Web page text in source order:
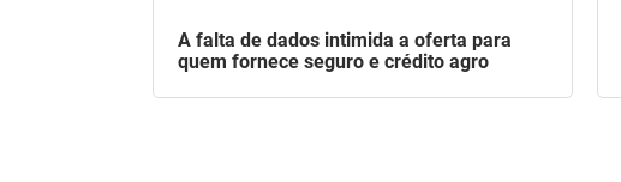
A falta de dados intimida a oferta para
quem fornece seguro e crédito agro